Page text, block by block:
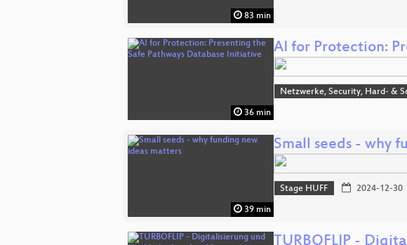
83 min
36 min
AI for Protection:
Netzwerke, Security, Hard- &
39 min
Small seeds - why
Stage HUFF 2024-12-30